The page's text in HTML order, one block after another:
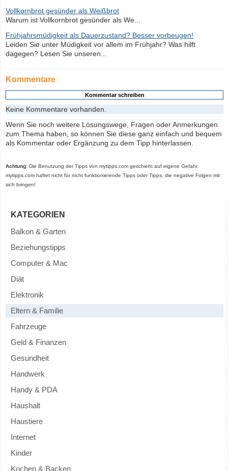
Vollkornbrot gesünder als Weißbrot
Warum ist Vollkornbrot gesünder als We...
Frühjahrsmüdigkeit als Dauerzustand? Besser vorbeugen!
Leiden Sie unter Müdigkeit vor allem im Frühjahr? Was hilft
dagegen? Lesen Sie unseren...
Kommentare
Keine Kommentare vorhanden.
Wenn Sie noch weitere Lösungswege, Fragen oder Anmerkungen
zum Thema haben, so können Sie diese ganz einfach und bequem
als Kommentar oder Ergänzung zu dem Tipp hinterlassen.
Achtung: Die Benutzung der Tipps von mytipps.com geschieht auf eigene Gefahr.
mytipps.com haftet nicht für nicht funktionierende Tipps oder Tipps, die negative Folgen mit
sich bringen!
KATEGORIEN
Balkon & Garten
Beziehungstipps
Computer & Mac
Diät
Elektronik
Eltern & Familie
Fahrzeuge
Geld & Finanzen
Gesundheit
Handwerk
Handy & PDA
Haushalt
Haustiere
Internet
Kinder
Kochen & Backen